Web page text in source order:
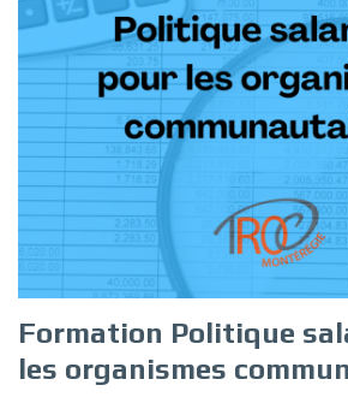
Formation Politique
les organismes